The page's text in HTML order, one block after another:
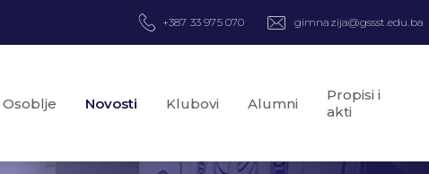
+387 33 975 070 gimnazija@gssst.edu.ba
Osoblje Novosti Klubovi Alumni
Propisi i
akti